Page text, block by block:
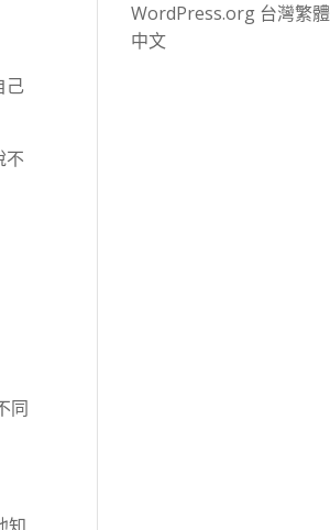
己
不
同
WordPress.org 台灣繁體
中文